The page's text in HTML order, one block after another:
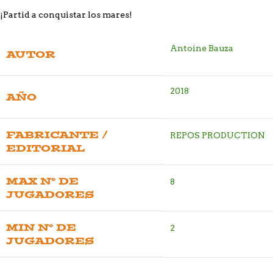
¡Partid a conquistar los mares!
AUTOR Antoine Bauza
AÑO 2018
FABRICANTE /
EDITORIAL
REPOS PRODUCTION
MAX Nº DE
JUGADORES
8
MIN Nº DE
JUGADORES
2